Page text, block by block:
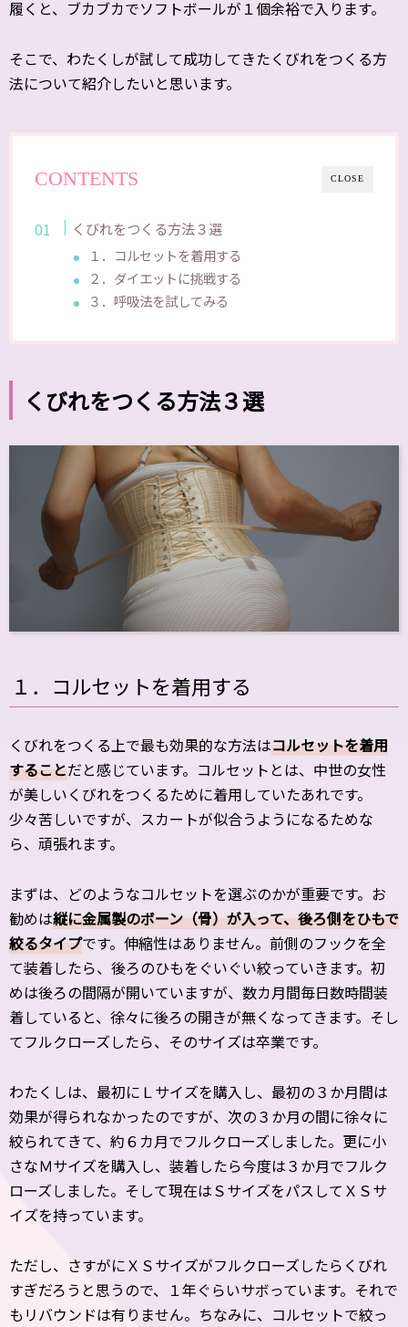
履くと、ブカブカでソフトボールが１個余裕で入ります。
そこで、わたくしが試して成功してきたくびれをつくる方
法について紹介したいと思います。
CLOSE
CONTENTS
くびれをつくる方法３選
１．コルセットを着用する
２．ダイエットに挑戦する
３．呼吸法を試してみる
くびれをつくる方法３選
１．コルセットを着用する
くびれをつくる上で最も効果的な方法はコルセットを着用
することだと感じています。コルセットとは、中世の女性
が美しいくびれをつくるために着用していたあれです。
少々苦しいですが、スカートが似合うようになるためな
ら、頑張れます。
まずは、どのようなコルセットを選ぶのかが重要です。お
勧めは縦に金属製のボーン（骨）が入って、後ろ側をひもで
絞るタイプです。伸縮性はありません。前側のフックを全
て装着したら、後ろのひもをぐいぐい絞っていきます。初
めは後ろの間隔が開いていますが、数カ月間毎日数時間装
着していると、徐々に後ろの開きが無くなってきます。そし
てフルクローズしたら、そのサイズは卒業です。
わたくしは、最初にＬサイズを購入し、最初の３か月間は
効果が得られなかったのですが、次の３か月の間に徐々に
絞られてきて、約６カ月でフルクローズしました。更に小
さなＭサイズを購入し、装着したら今度は３か月でフルク
ローズしました。そして現在はＳサイズをパスしてＸＳサ
イズを持っています。
ただし、さすがにＸＳサイズがフルクローズしたらくびれ
すぎだろうと思うので、１年ぐらいサボっています。それで
もリバウンドは有りません。ちなみに、コルセットで絞っ